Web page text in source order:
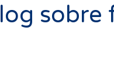
sobre